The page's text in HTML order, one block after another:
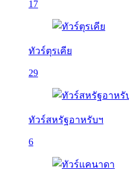
17
ทัวร์ตุรเคีย
29
ทัวร์สหรัฐอาหรับฯ
6